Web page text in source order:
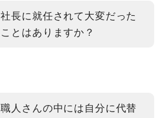
社長に就任されて大変だった
ことはありますか？
職人さんの中には自分に代替